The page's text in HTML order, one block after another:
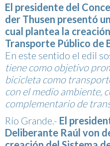
El presidente del
der Thusen presentó
cual plantea la
Transporte Público de
En este sentido el edil
tiene como objetivo
bicicleta como
con el medio ambiente,
complementario de
Río Grande.- El
Deliberante Raúl von